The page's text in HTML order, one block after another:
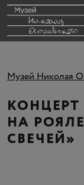
Музей Николая
НА
СВЕЧЕЙ»